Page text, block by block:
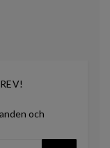
och